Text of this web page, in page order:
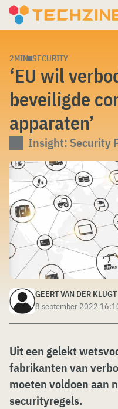
Skip
2MIN SECURITY
‘EU wil
beveiligde
apparaten’
Insight: Security
GEERT VAN DER KLUGT
8 september 2022
Uit een gelekt
fabrikanten van
moeten voldoen aan
securityregels.